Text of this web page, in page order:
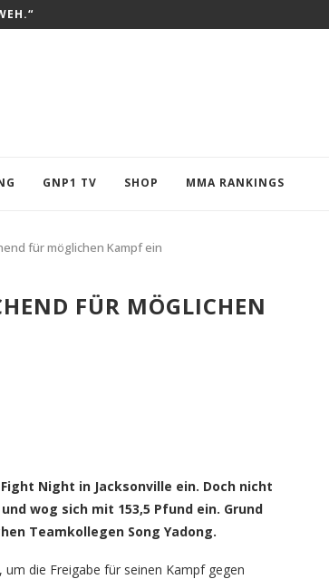
GNP1 TV SHOP MMA RANKINGS
für möglichen Kampf ein
FÜR MÖGLICHEN
Night in Jacksonville ein. Doch nicht
wog sich mit 153,5 Pfund ein. Grund
Teamkollegen Song Yadong.
die Freigabe für seinen Kampf gegen